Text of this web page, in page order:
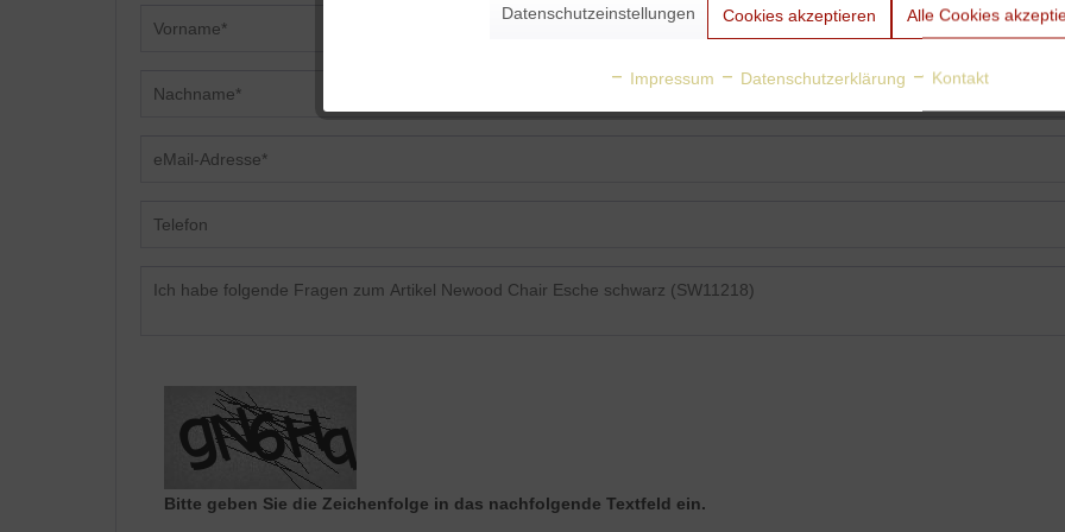
Bitte geben Sie die Zeichenfolge in das nachfolgende Textfeld ein.
Datenschutzeinstellungen Cookies akzeptieren Alle Cookies
Impressum Datenschutzerklärung Kontakt